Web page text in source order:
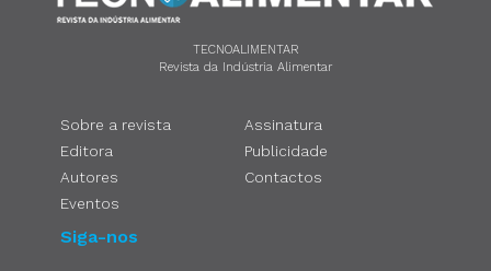
TECNOALIMENTAR
Revista da Indústria Alimentar
Sobre a revista
Editora
Autores
Eventos
Assinatura
Publicidade
Contactos
Siga-nos